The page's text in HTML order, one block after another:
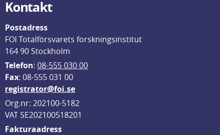
Kontakt
Postadress
FOI Totalförsvarets forskningsinstitut
164 90 Stockholm
Telefon: 08-555 030 00
Fax: 08-555 031 00
registrator@foi.se
Org.nr: 202100-5182
VAT SE202100518201
Fakturaadress